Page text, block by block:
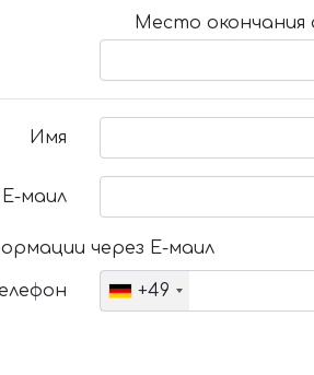
Место окончания
Имя
Е-маил
через Е-маил
+49